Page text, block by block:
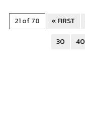
21 of 78 « FIRST
30
40